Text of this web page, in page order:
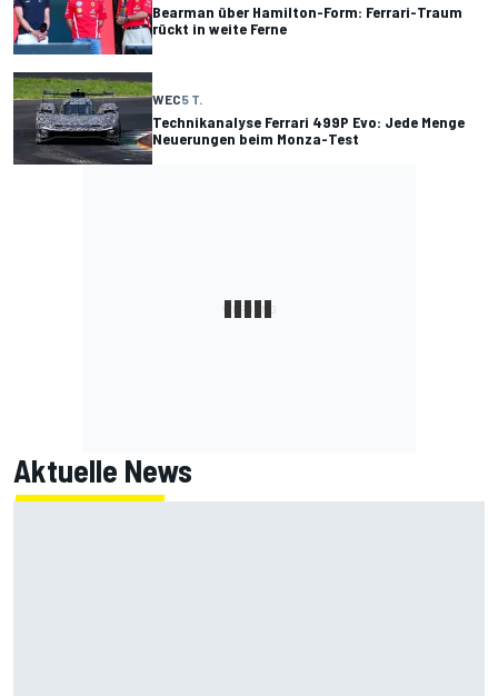
Bearman über Hamilton-Form: Ferrari-Traum
rückt in weite Ferne
WEC5 T.
Technikanalyse Ferrari 499P Evo: Jede Menge
Neuerungen beim Monza-Test
Aktuelle News